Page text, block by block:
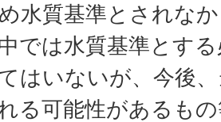
水質基準とされな
では水質基準とす
はいないが、今後
る可能性があるも